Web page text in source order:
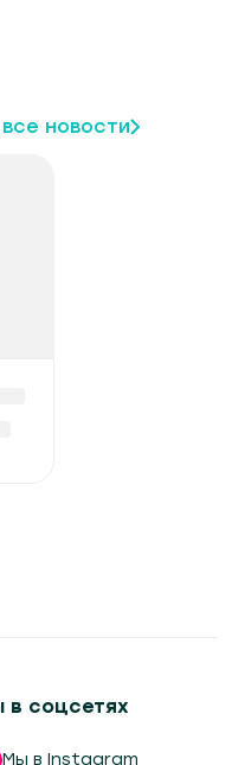
новости
в соцсетях
Мы в Instagram